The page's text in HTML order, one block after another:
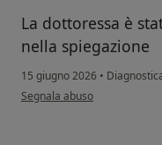
La dottoressa è
nella spiegazione
15 giugno 2026 •
secondo l'opinione dell'utente
Segnala abuso